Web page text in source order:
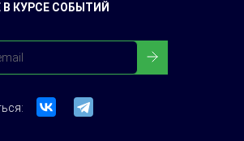
В КУРСЕ СОБЫТИЙ